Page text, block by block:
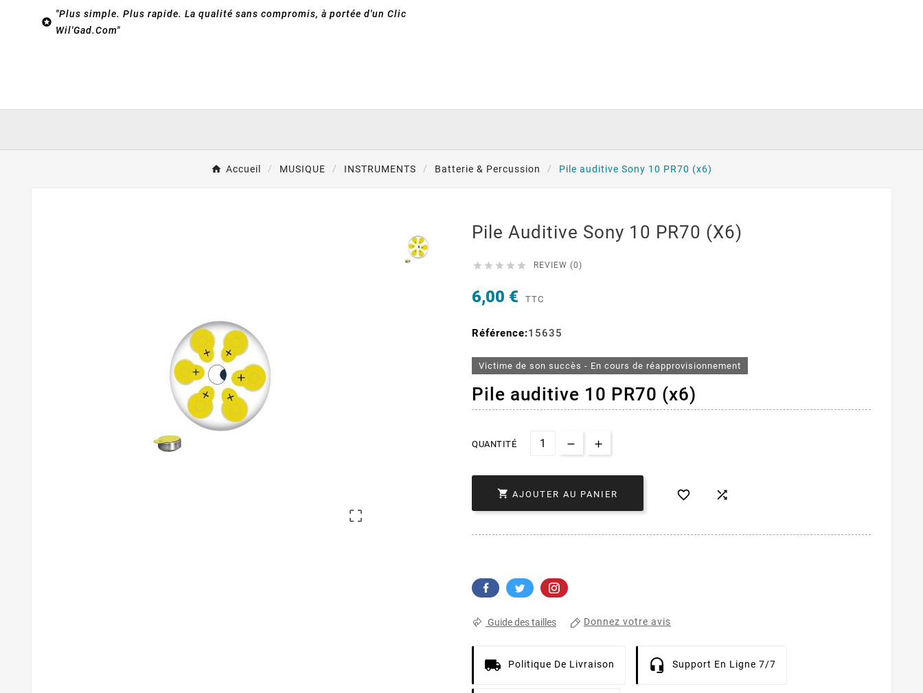

"Plus simple. Plus rapide. La qualité sans compromis, à portée d'un Clic
Wil'Gad.Com"
Accueil MUSIQUE INSTRUMENTS Batterie & Percussion Pile auditive Sony 10 PR70 (x6)

Pile Auditive Sony 10 PR70 (x6)
     REVIEW (0)
6,00 € TTC
Référence:15635
Victime de son succès - En cours de réapprovisionnement
Pile auditive 10 PR70 (x6)
QUANTITÉ
 AJOUTER AU PANIER  
Guide des tailles Donnez votre avis
Politique De Livraison Support En Ligne 7/7